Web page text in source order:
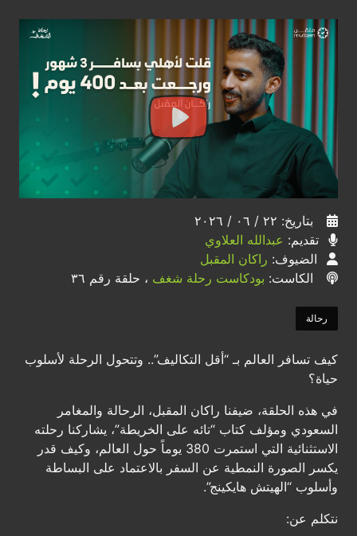
بتاريخ: ٢٢ / ٠٦ / ٢٠٢٦
تقديم: عبدالله العلاوي
الضيوف: راكان المقبل
الكاست: بودكاست رحلة شغف ، حلقة رقم ٣٦
رحالة
كيف تسافر العالم بـ “أقل التكاليف”.. وتتحول الرحلة لأسلوب
حياة؟
في هذه الحلقة، ضيفنا راكان المقبل، الرحالة والمغامر
السعودي ومؤلف كتاب “تائه على الخريطة”، يشاركنا رحلته
الاستثنائية التي استمرت 380 يوماً حول العالم، وكيف قدر
يكسر الصورة النمطية عن السفر بالاعتماد على البساطة
وأسلوب “الهيتش هايكينج”.
نتكلم عن: